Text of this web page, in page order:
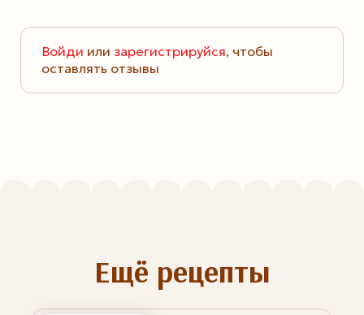
Войди или зарегистрируйся, чтобы
оставлять отзывы
Ещё рецепты